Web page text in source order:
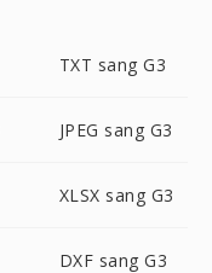
TXT sang G3
JPEG sang G3
XLSX sang G3
DXF sang G3